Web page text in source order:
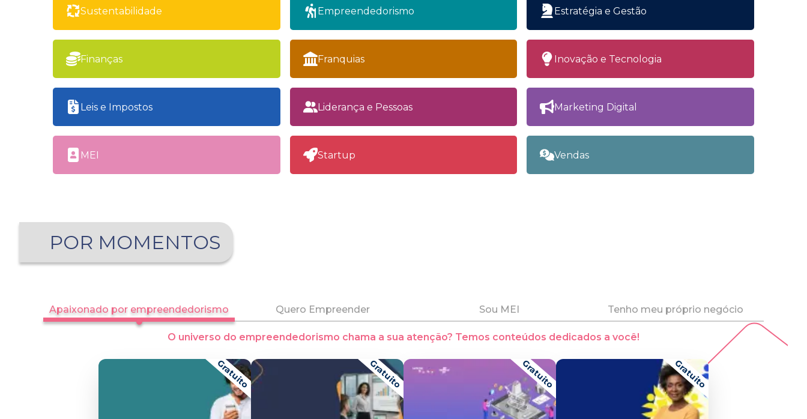
Sustentabilidade Empreendedorismo Estratégia e Gestão
Finanças Franquias Inovação e Tecnologia
Leis e Impostos Liderança e Pessoas Marketing Digital
MEI Startup Vendas
POR MOMENTOS
Apaixonado por empreendedorismo Quero Empreender Sou MEI Tenho meu próprio negócio
O universo do empreendedorismo chama a sua atenção? Temos conteúdos dedicados a você!
Gratuito Gratuito Gratuito Gratuito